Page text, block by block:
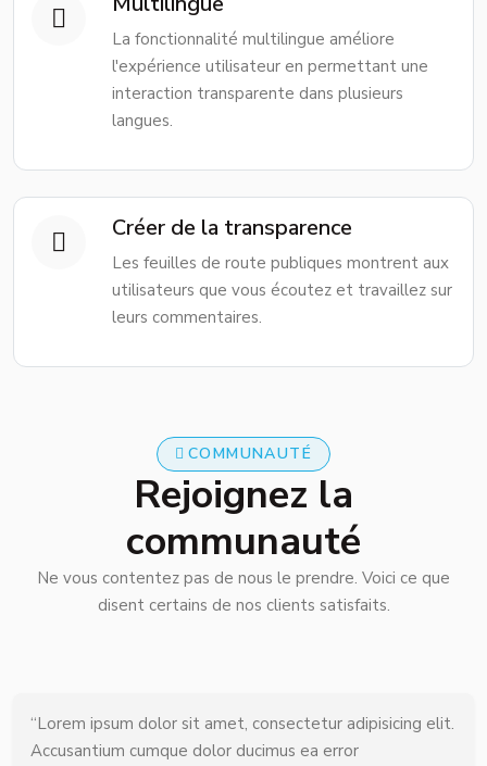
La fonctionnalité multilingue améliore
l'expérience utilisateur en permettant une
interaction transparente dans plusieurs
langues.
Créer de la transparence
Les feuilles de route publiques montrent aux
utilisateurs que vous écoutez et travaillez sur
leurs commentaires.
COMMUNAUTÉ
Rejoignez la
communauté
Ne vous contentez pas de nous le prendre. Voici ce que
disent certains de nos clients satisfaits.
“Lorem ipsum dolor sit amet, consectetur adipisicing elit.
Accusantium cumque dolor ducimus ea error